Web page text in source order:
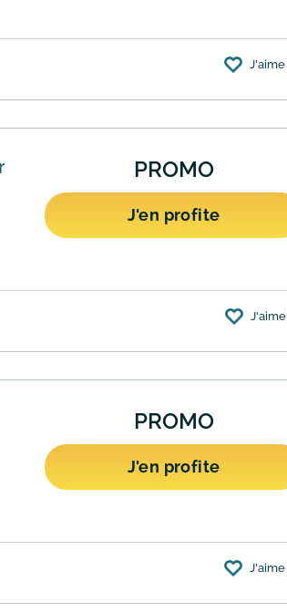
uniquement sur les articlesJ'aime
PROMO
J'en profite
la commande en s'abonnant à la
J'aime
PROMO
J'en profite
de fidélité du site GEMO.J'aime